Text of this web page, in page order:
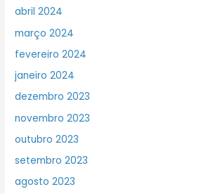
abril 2024
março 2024
fevereiro 2024
janeiro 2024
dezembro 2023
novembro 2023
outubro 2023
setembro 2023
agosto 2023